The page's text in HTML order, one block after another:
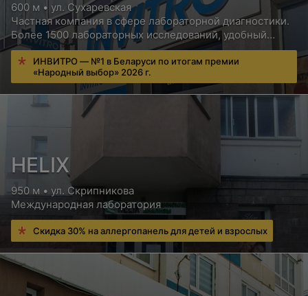
600 м • ул. Сухаревская
Частная компания в сфере лабораторной диагностики.
Более 1500 лабораторных исследований, удобный
сервис для пациентов, бесплатная консультация врача
ИНВИТРО — №1 в Беларуси по итогам премии
«Народный выбор» 2026 г.
HELIX
950 м • ул. Скрипникова
Международная лаборатория
Скидка 30% на аллергопанель для детей и взрослых